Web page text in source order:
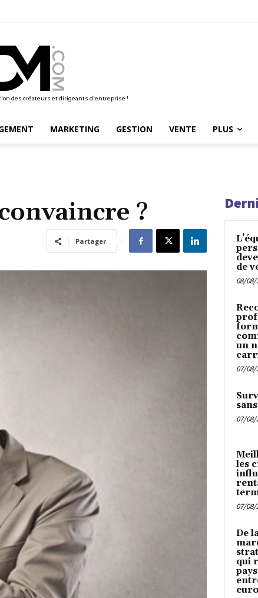
des créateurs et dirigeants d'entreprise !
MARKETING GESTION VENTE PLUS
?
Partager
de
08/08/
un
07/08/
07/08/
les
07/08/
De
qui